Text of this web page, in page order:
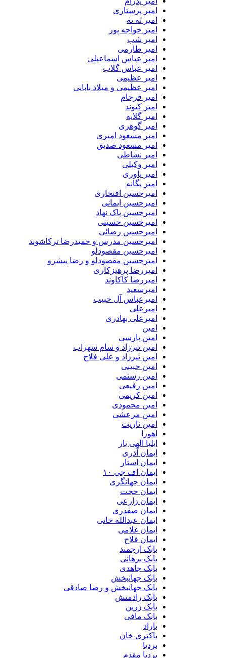
امیر پرستاری
امیر ته ته
امیر خواجه پور
امیر شب
امیر طارمی
امیر عباس اسماعیلی
امیر عباس گلاب
امیر عظیمی
امیر عظیمی و میلاد بابایی
امیر فرجام
امیر کیوند
امیر گلایه
امیر گوهری
امیر مسعود امیری
امیر مسعود صدیق
امیر نشاطی
امیر وکیلی
امیر یاوری
امیر یگانه
امیرحسین افتخاری
امیرحسین ایمانی
امیرحسین پاک نهاد
امیرحسین حسینی
امیرحسین رضائی
امیرحسین مدرس و حمیدرضا ترکاشوند
امیرحسین مقصودلو
امیرحسین مقصودلو و رضا پیشرو
امیررضا پرهیزکاری
امیررضا کاکاوند
امیرسعید
امیرعباس آل حبیب
امیرعلی
امیرعلی بهادری
امین
امین پارسی
امین تیرزاد و سام سهراب
امین تیرزاد و علی فلاح
امین حبیبی
امین رستمی
امین رفیعی
امین کریمی
امین محمودی
امین مرعشی
امین ناریت
اهورا
ایلیا الهی یار
ایمان آذری
ایمان استار
ایمان اف جی ۱۰
ایمان جهانگری
ایمان حجت
ایمان زارعی
ایمان صفدری
ایمان عبدالله خانی
ایمان غلامی
ایمان فلاح
بابک ارجمند
بابک برهانی
بابک جاهدی
بابک جهانبخش
بابک جهانبخش و رضا صادقی
بابک رادمنش
بابک زرین
بابک مافی
باراد
باکتری خان
بردیا
بردیا مقدم